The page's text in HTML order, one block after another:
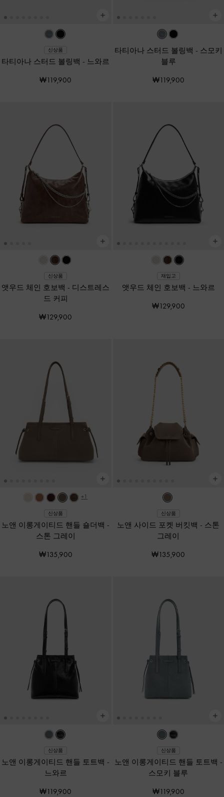
신상품
타티아나 스터드 볼링백 - 느와르
₩119,900
타티아나 스터드 볼링백 - 스모키
블루
₩119,900
신상품
앳우드 체인 호보백 - 디스트레스
드 커피
₩129,900
재입고
앳우드 체인 호보백 - 느와르
₩129,900
+1
신상품
노앤 이롱게이티드 핸들 숄더백 -
스톤 그레이
₩135,900
신상품
노앤 사이드 포켓 버킷백 - 스톤
그레이
₩135,900
신상품
노앤 이롱게이티드 핸들 토트백 -
느와르
₩119,900
신상품
노앤 이롱게이티드 핸들 토트백 -
스모키 블루
₩119,900